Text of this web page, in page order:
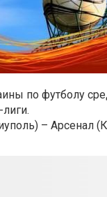
по футболу
– Арсенал